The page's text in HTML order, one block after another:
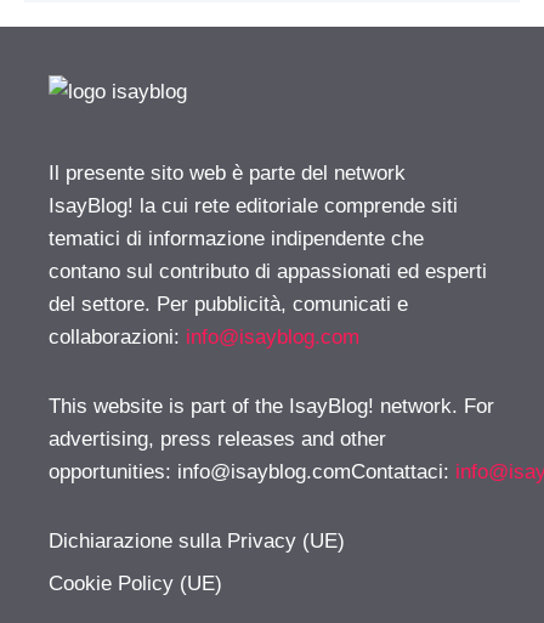
Il presente sito web è parte del network
IsayBlog! la cui rete editoriale comprende siti
tematici di informazione indipendente che
contano sul contributo di appassionati ed esperti
del settore. Per pubblicità, comunicati e
collaborazioni: info@isayblog.com
This website is part of the IsayBlog! network. For
advertising, press releases and other
opportunities: info@isayblog.comContattaci:
Dichiarazione sulla Privacy (UE)
Cookie Policy (UE)